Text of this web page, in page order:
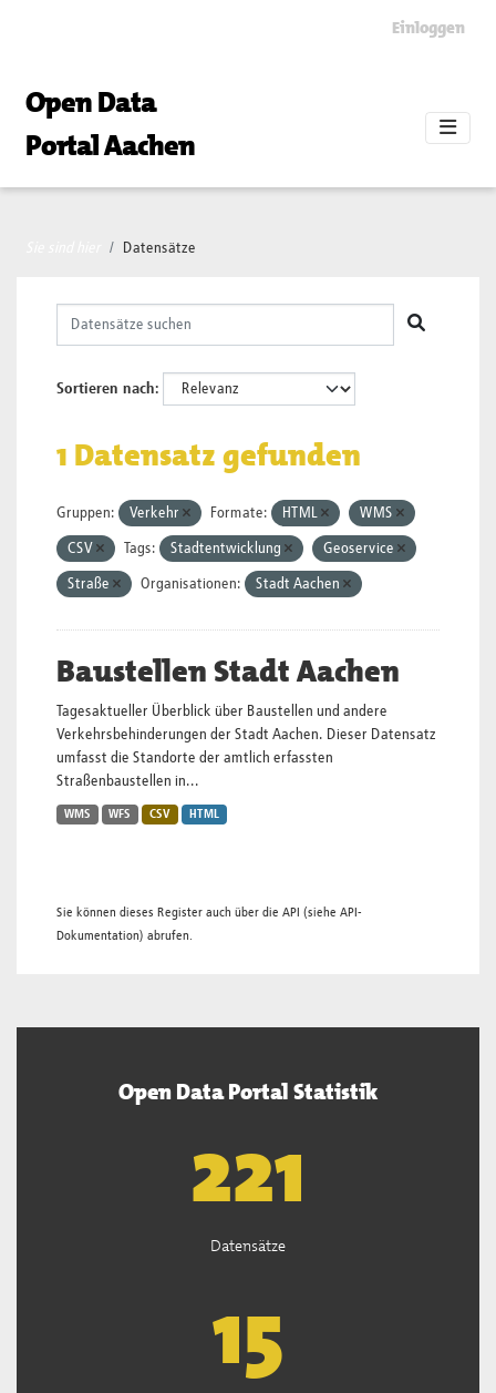
Einloggen
Open Data
Portal Aachen
Datensätze
Sortieren nach
1 Datensatz gefunden
Gruppen: Verkehr Formate: HTML WMS
CSV Tags: Stadtentwicklung Geoservice
Straße Organisationen: Stadt Aachen
Baustellen Stadt Aachen
Tagesaktueller Überblick über Baustellen und andere
Verkehrsbehinderungen der Stadt Aachen. Dieser Datensatz
umfasst die Standorte der amtlich erfassten
Straßenbaustellen in...
WMS WFS CSV HTML
Sie können dieses Register auch über die API (siehe API-
Dokumentation) abrufen.
Open Data Portal Statistik
222
Datensätze
15